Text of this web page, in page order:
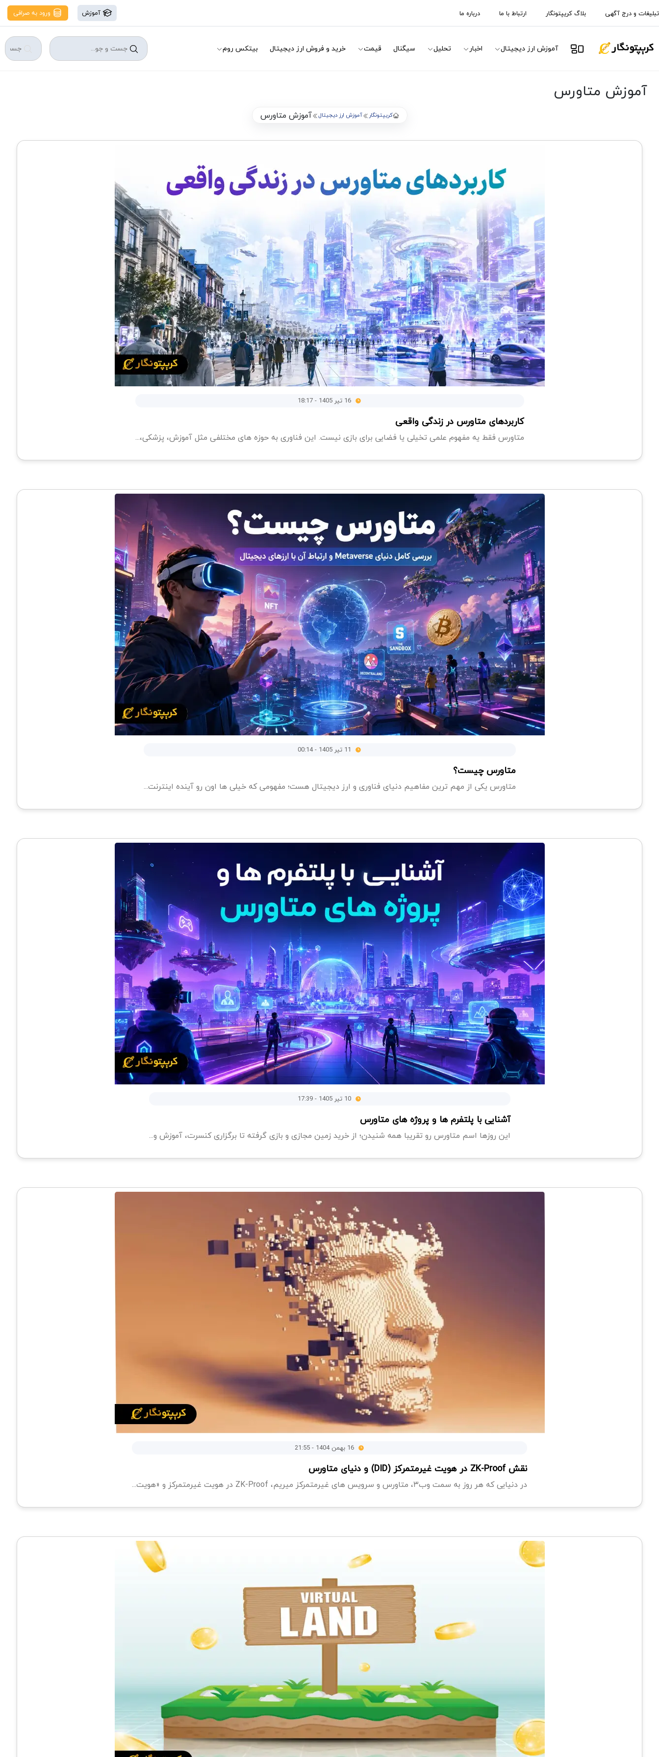
تبلیغات و درج آگهی بلاگ کریپتونگار ارتباط با ما درباره ما آموزش ورود به صرافی
آموزش ارز دیجیتال اخبار تحلیل سیگنال قیمت خرید و فروش ارز دیجیتال بیتکس روم
آموزش متاورس
کریپتونگار آموزش ارز دیجیتال آموزش متاورس
کاربردهای متاورس در زندگی واقعی
متاورس فقط یه مفهوم علمی تخیلی یا فضایی برای بازی نیست. این فناوری به حوزه های مختلفی مثل آموزش، پزشکی،...
متاورس چیست؟
متاورس یکی از مهم ترین مفاهیم دنیای فناوری و ارز دیجیتال هست؛ مفهومی که خیلی ها اون رو آینده اینترنت...
آشنایی با پلتفرم ها و پروژه های متاورس
این روزها اسم متاورس رو تقریبا همه شنیدن؛ از خرید زمین مجازی و بازی گرفته تا برگزاری کنسرت، آموزش و...
نقش ZK-Proof در هویت غیرمتمرکز (DID) و دنیای متاورس
در دنیایی که هر روز به سمت وب۳، متاورس و سرویس های غیرمتمرکز میریم، ZK-Proof در هویت غیرمتمرکز و «هویت...